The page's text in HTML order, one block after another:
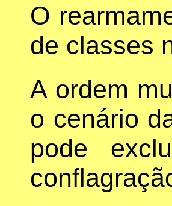
O
de classes
A ordem
o cenário
pode